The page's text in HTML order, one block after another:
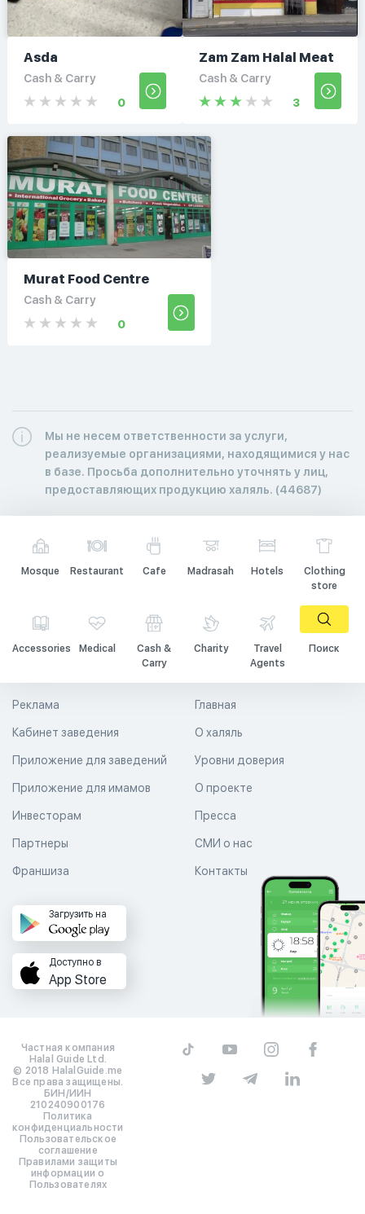
Asda
Cash & Carry
0
Zam Zam Halal Meat
Cash & Carry
3
Murat Food Centre
Cash & Carry
0
Мы не несем ответственности за услуги,
реализуемые организациями, находящимися у нас
в базе. Просьба дополнительно уточнять у лиц,
предоставляющих продукцию халяль. (44687)
Mosque Restaurant Cafe Madrasah Hotels
Clothing
store
Accessories Medical
Cash &
Carry
Charity
Travel
Agents
Поиск
Главная
О халяль
Уровни доверия
Реклама
Кабинет заведения
Приложение для заведений
Приложение для имамов О проекте
Пресса
СМИ о нас
Контакты
Инвесторам
Партнеры
Франшиза
Загрузить на
Доступно в
App Store
Частная компания
Halal Guide Ltd.
© 2018 HalalGuide.me
Все права защищены.
БИН/ИИН
210240900176
Политика
конфиденциальности
Пользовательское
соглашение
Правилами защиты
информации о
Пользователях